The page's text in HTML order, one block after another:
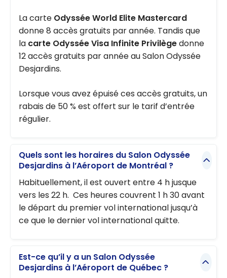
La carte Odyssée World Elite Mastercard
donne 8 accès gratuits par année. Tandis que
la carte Odyssée Visa Infinite Privilègedonne
12 accès gratuits par année au Salon Odyssée
Desjardins.
Lorsque vous avez épuisé ces accès gratuits, un
rabais de 50 % est offert sur le tarif d’entrée
régulier.
Quels sont les horaires du Salon Odyssée
Desjardins à l’Aéroport de Montréal ?
Habituellement, il est ouvert entre 4 h jusque
vers les 22 h. Ces heures couvrent 1 h 30 avant
le départ du premier vol international jusqu’à
ce que le dernier vol international quitte.
Est-ce qu’il y a un Salon Odyssée
Desjardins à l’Aéroport de Québec ?